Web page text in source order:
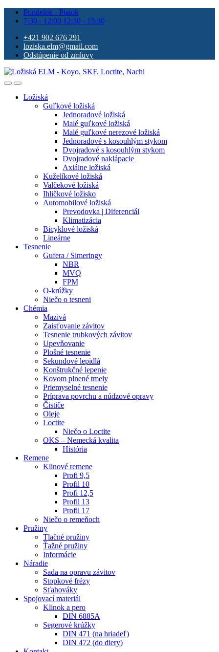
Pondelok - Piatok
7:30 - 12:00 12:30 - 15:30
+421 902 676 291
loziska.elm@gmail.com
Odstúpenie od zmluvy
Ložiská
Guľkové ložiská
Jednoradové ložiská
Malé guľkové ložiská
Malé guľkové nerezové ložiská
Jednoradové s kosouhlým stykom
Dvojradové s kosouhlým stykom
Dvojradové naklápacie
Axiálne ložiská
Kuželíkové ložiská
Valčekové ložiská
Ihličkové ložisko
Automobilové ložiská
Prevodovka | Diferenciál
Klimatizácia
Bicyklové ložiská
Lineárne
Tesnenie
Gufera / Simeringy
NBR
MVQ
FPM
O-krúžky
Niečo o tesneni
Chémia
Mazivá
Zaisťovanie závitov
Tesnenie trubkových závitov
Upevňovanie
Plošné tesnenie
Sekundové lepidlá
Konštrukčné lepenie
Kovom plnené tmely
Priemyselné tesnenie
Príprava povrchu a núdzové opravy
Čističe
Oleje
Loctite
Niečo o Loctite
OKS – Nemecká kvalita
História
Remene
Klinové remene
Profi 9,5
Profil 10
Profi 12,5
Profil 13
Profil 17
Niečo o remeňoch
Pružiny
Tlačné pružiny
Ťažné pružiny
Informácie
Náradie
Sada na opravu závitov
Stopkové frézy
Sťahováky
Spojovací materiál
Klinok a pero
DIN 6885A
Segerové krúžky
DIN 471 (na hriadeľ)
DIN 472 (do diery)